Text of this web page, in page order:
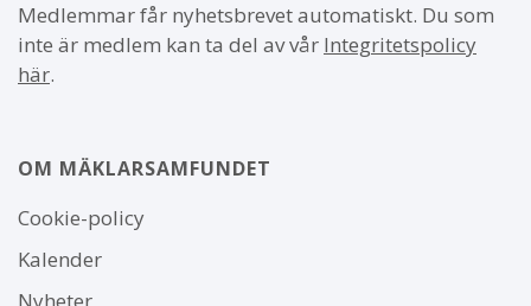
Medlemmar får nyhetsbrevet automatiskt. Du som
inte är medlem kan ta del av vår Integritetspolicy
här.
OM MÄKLARSAMFUNDET
Om
webbplatsen
Cookie-policy
Kalender